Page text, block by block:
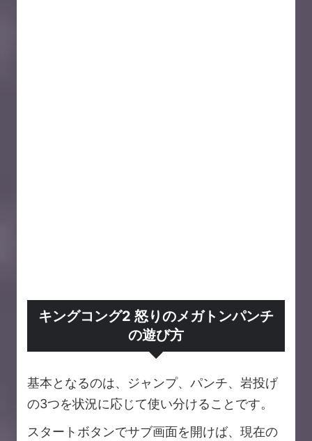
キングコング2 怒りのメガトンパンチ
の遊び方
基本となるのは、ジャンプ、パンチ、岩投げ
の3つを状況に応じて使い分けることです。
スタートボタンでサブ画面を開けば、現在の